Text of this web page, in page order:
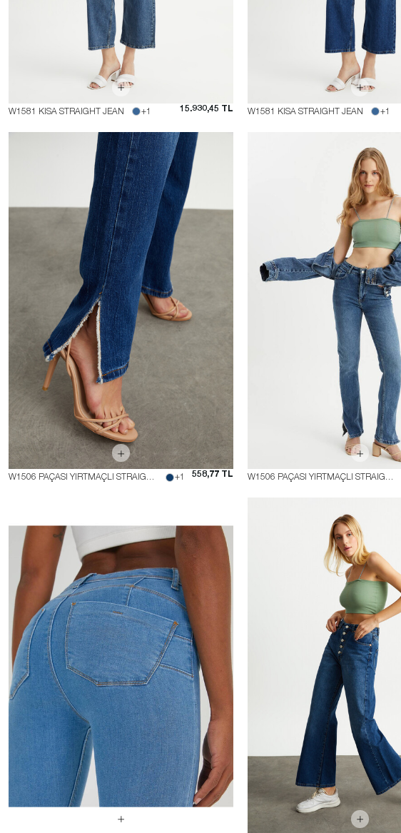
W1581 KISA STRAIGHT JEAN +1 15.930,45 TL W1581 KISA STRAIGHT JEAN +1
W1506 PAÇASI YIRTMAÇLI STRAIGHT FIT JEAN +1 558,77 TL W1506 PAÇASI YIRTMAÇLI STRAIGHT FIT JEAN